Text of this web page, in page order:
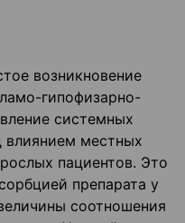
возникновение
гипофизарно-
системных
влиянием местных
пациентов. Это
препарата у
соотношения